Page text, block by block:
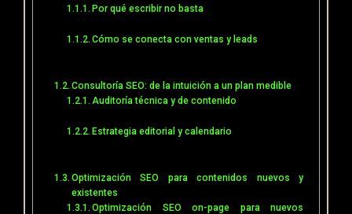
Por qué escribir no basta
Cómo se conecta con ventas y leads
Consultoría SEO: de la intuición a un plan medible
Auditoría técnica y de contenido
Estrategia editorial y calendario
Optimización SEO para contenidos nuevos y
existentes
Optimización SEO on-page para nuevos